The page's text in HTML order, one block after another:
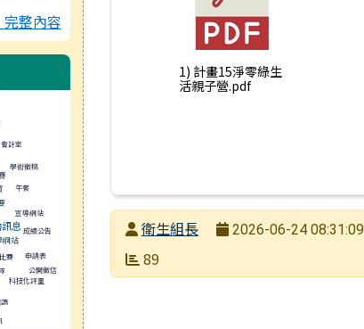
整內容
會計室
學術徵稿
午餐
息
宣導網站
成績公告
賽
網站
申請表
科技化評量
公開徵信
1) 計畫15淨零綠生
活親子營.pdf
發布者衛生組長
發布日期
2026-06-24 08:31:09
瀏覽次數
89